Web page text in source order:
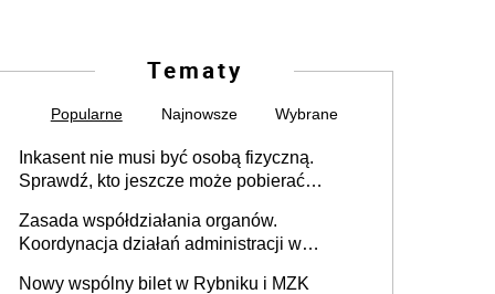
Tematy
Popularne Najnowsze Wybrane
Inkasent nie musi być osobą fizyczną.
Sprawdź, kto jeszcze może pobierać
Zasada współdziałania organów.
Koordynacja działań administracji w
Nowy wspólny bilet w Rybniku i MZK